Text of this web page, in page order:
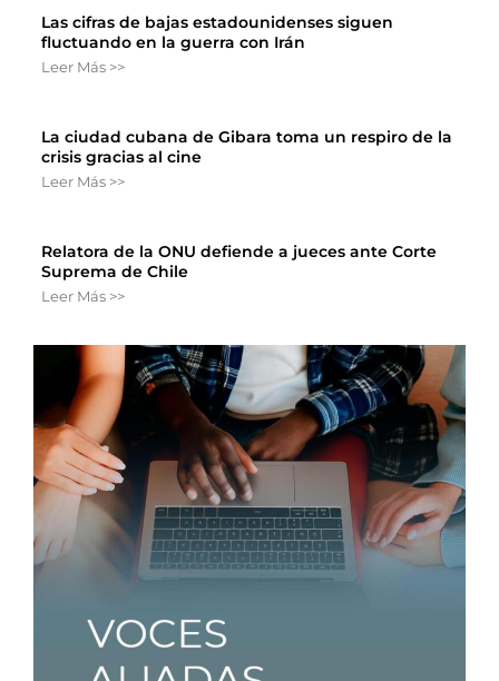
Las cifras de bajas estadounidenses siguen
fluctuando en la guerra con Irán
Leer Más >>
La ciudad cubana de Gibara toma un respiro de la
crisis gracias al cine
Leer Más >>
Relatora de la ONU defiende a jueces ante Corte
Suprema de Chile
Leer Más >>